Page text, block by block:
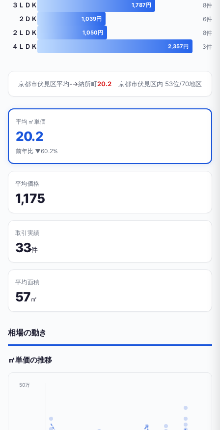
３ＬＤＫ 1,787円 8件
２ＤＫ 1,039円 6件
２ＬＤＫ 1,050円 8件
４ＬＤＫ 2,357円 3件
京都市伏見区平均-→納所町20.2 京都市伏見区内 53位/70地区
平均㎡単価
20.2
前年比 ▼60.2%
平均価格
1,175
取引実績
33件
平均面積
57㎡
相場の動き
㎡単価の推移
50万